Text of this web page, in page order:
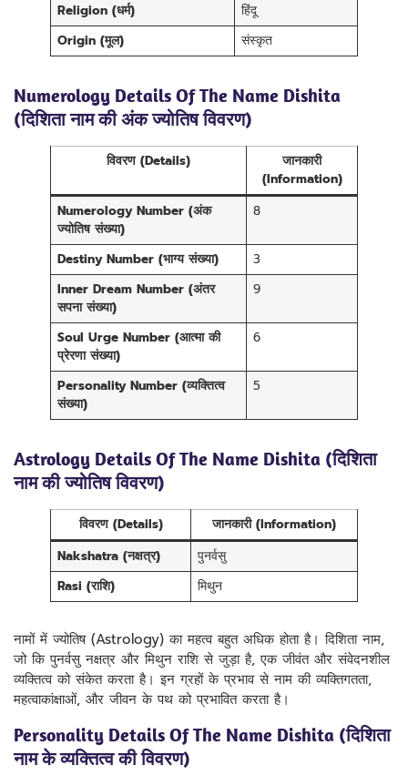
Religion (धर्म)
हिंदू
Origin (मूल)
संस्कृत
Numerology Details Of The Name Dishita
(दिशिता नाम की अंक ज्योतिष विवरण)
विवरण (Details)
जानकारी
(Information)
Numerology Number (अंक
ज्योतिष संख्या)
8
Destiny Number (भाग्य संख्या)
3
Inner Dream Number (अंतर
सपना संख्या)
9
Soul Urge Number (आत्मा की
प्रेरणा संख्या)
6
Personality Number (व्यक्तित्व
संख्या)
5
Astrology Details Of The Name Dishita (दिशिता
नाम की ज्योतिष विवरण)
विवरण (Details)
जानकारी (Information)
Nakshatra (नक्षत्र)
पुनर्वसु
Rasi (राशि)
मिथुन
नामों में ज्योतिष (Astrology) का महत्व बहुत अधिक होता है। दिशिता नाम,
जो कि पुनर्वसु नक्षत्र और मिथुन राशि से जुड़ा है, एक जीवंत और संवेदनशील
व्यक्तित्व को संकेत करता है। इन ग्रहों के प्रभाव से नाम की व्यक्तिगतता,
महत्वाकांक्षाओं, और जीवन के पथ को प्रभावित करता है।
Personality Details Of The Name Dishita (दिशिता
नाम के व्यक्तित्व की विवरण)